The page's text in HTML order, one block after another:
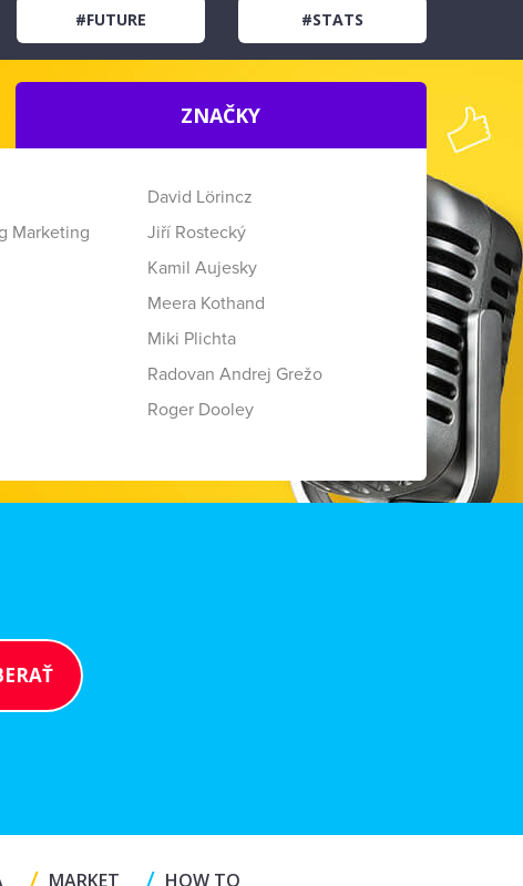
#FUTURE #STATS
ZNAČKY
David Lörincz
Marketing
Jiří Rostecký
Kamil Aujesky
Meera Kothand
Miki Plichta
Radovan Andrej Grežo
Roger Dooley
/ MARKET / HOW TO